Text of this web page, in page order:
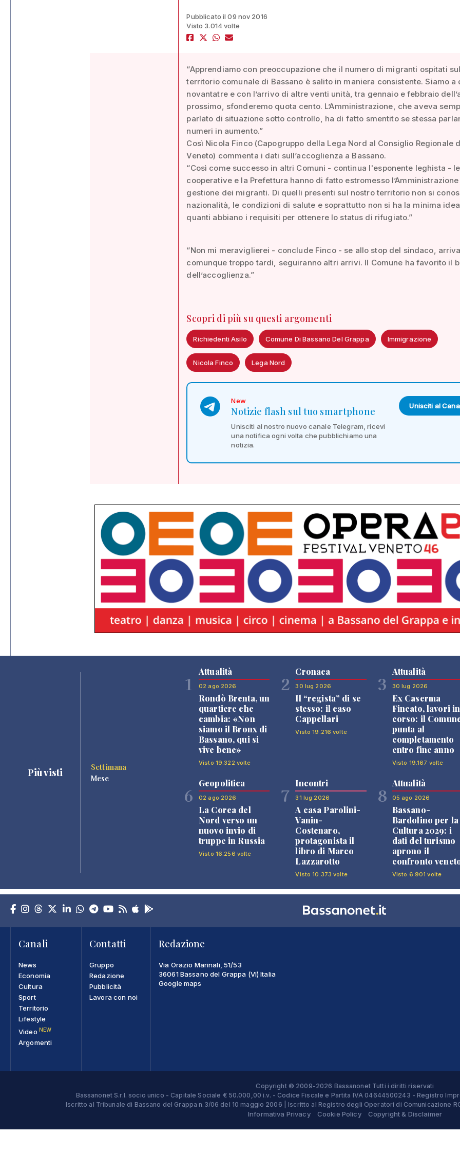
Pubblicato il 09 nov 2016
Visto 3.014 volte
“Apprendiamo con preoccupazione che il numero di migranti ospitati sul
territorio comunale di Bassano è salito in maniera consistente. Siamo a
novantatre e con l’arrivo di altre venti unità, tra gennaio e febbraio
prossimo, sfonderemo quota cento. L’Amministrazione, che aveva
parlato di situazione sotto controllo, ha di fatto smentito se stessa
numeri in aumento.”
Così Nicola Finco (Capogruppo della Lega Nord al Consiglio Regionale
Veneto) commenta i dati sull’accoglienza a Bassano.
“Così come successo in altri Comuni - continua l'esponente leghista - le
cooperative e la Prefettura hanno di fatto estromesso
gestione dei migranti. Di quelli presenti sul nostro territorio non si
nazionalità, le condizioni di salute e soprattutto non si ha la minima
quanti abbiano i requisiti per ottenere lo status di rifugiato.”
“Non mi meraviglierei - conclude Finco - se allo stop del sindaco,
comunque troppo tardi, seguiranno altri arrivi. Il Comune ha favorito il
dell’accoglienza.”
Scopri di più su questi argomenti
Richiedenti Asilo Comune Di Bassano Del Grappa Immigrazione
Nicola Finco Lega Nord
New
Notizie flash sul tuo smartphone
Unisciti al nostro nuovo canale Telegram, ricevi
una notifica ogni volta che pubblichiamo una
notizia.
Unisciti al
Più visti
Settimana
Mese
1
Attualità
02 ago 2026
Rondò Brenta, un
quartiere che
cambia: «Non
siamo il Bronx di
Bassano, qui si
vive bene»
Visto 19.322 volte
2
Cronaca
30 lug 2026
Il “regista” di se
stesso: il caso
Cappellari
Visto 19.216 volte
3
Attualità
30 lug 2026
Ex Caserma
Fincato, lavori in
corso: il
punta al
completamento
entro fine anno
Visto 19.167 volte
6
Geopolitica
02 ago 2026
La Corea del
Nord verso un
nuovo invio di
truppe in Russia
Visto 16.256 volte
7
Incontri
31 lug 2026
A casa Parolini-
Vanin-
Costenaro,
protagonista il
libro di Marco
Lazzarotto
Visto 10.373 volte
8
Attualità
05 ago 2026
Bassano-
Bardolino per la
Cultura 2029: i
dati del turismo
aprono il
confronto
Visto 6.901 volte
Canali
News
Economia
Cultura
Sport
Territorio
Lifestyle
Video NEW
Argomenti
Contatti
Gruppo
Redazione
Pubblicità
Lavora con noi
Redazione
Via Orazio Marinali, 51/53
36061 Bassano del Grappa (VI) Italia
Google maps
Copyright © 2009-2026 Bassanonet Tutti i diritti riservati
Bassanonet S.r.l. socio unico - Capitale Sociale € 50.000,00 i.v. - Codice Fiscale e Partita IVA 04644500243 - Registro
Iscritto al Tribunale di Bassano del Grappa n.3/06 del 10 maggio 2006 | Iscritto al Registro degli Operatori di Comunicazione
Informativa Privacy Cookie Policy Copyright & Disclaimer